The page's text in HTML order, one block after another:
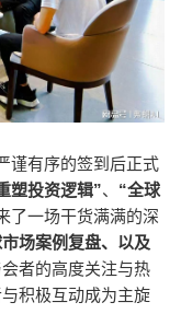
谨有序的签到后正式
塑投资逻辑”、 “全球
了一场干货满满的深
场案例复盘、以及
者的高度关注与热
积极互动成为主旋